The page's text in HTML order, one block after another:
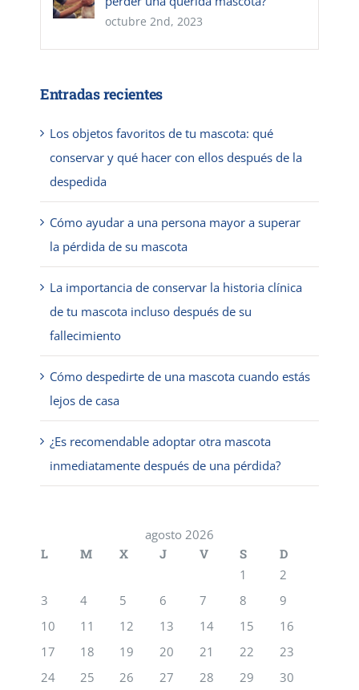
octubre 2nd, 2023
Entradas recientes
Los objetos favoritos de tu mascota: qué
conservar y qué hacer con ellos después de la
despedida
Cómo ayudar a una persona mayor a superar
la pérdida de su mascota
La importancia de conservar la historia clínica
de tu mascota incluso después de su
fallecimiento
Cómo despedirte de una mascota cuando estás
lejos de casa
¿Es recomendable adoptar otra mascota
inmediatamente después de una pérdida?
agosto 2026
L
M X J V S
D
1
2
3
4 5 6 7 8
9
10
11 12 13 14 15
16
17
18 19 20 21 22
23
24
25 26 27 28 29
30